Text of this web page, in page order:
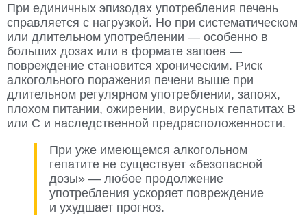
При единичных эпизодах употребления печень
справляется с нагрузкой. Но при систематическом
или длительном употреблении — особенно в
больших дозах или в формате запоев —
повреждение становится хроническим. Риск
алкогольного поражения печени выше при
длительном регулярном употреблении, запоях,
плохом питании, ожирении, вирусных гепатитах B
или C и наследственной предрасположенности.
При уже имеющемся алкогольном
гепатите не существует «безопасной
дозы» — любое продолжение
употребления ускоряет повреждение
и ухудшает прогноз.